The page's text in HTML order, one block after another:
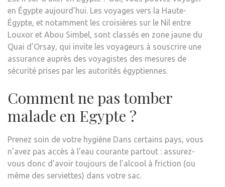
en Égypte aujourd’hui. Les voyages vers la Haute-
Égypte, et notamment les croisières sur le Nil entre
Louxor et Abou Simbel, sont classés en zone jaune du
Quai d’Orsay, qui invite les voyageurs à souscrire une
assurance auprès des voyagistes des mesures de
sécurité prises par les autorités égyptiennes.
Comment ne pas tomber
malade en Egypte ?
Prenez soin de votre hygiène Dans certains pays, vous
n’avez pas accès à l’eau courante partout : assurez-
vous donc d’avoir toujours de l’alcool à friction (ou
même des serviettes) dans votre sac.